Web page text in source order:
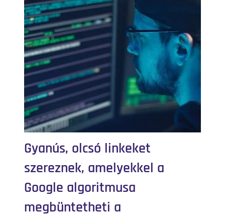
Gyanús, olcsó linkeket
szereznek, amelyekkel a
Google algoritmusa
megbüntetheti a